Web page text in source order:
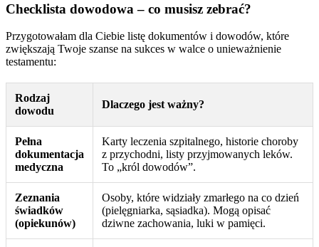
Checklista dowodowa – co musisz zebrać?
Przygotowałam dla Ciebie listę dokumentów i dowodów, które
zwiększają Twoje szanse na sukces w walce o unieważnienie
testamentu:
Rodzaj
dowodu
Dlaczego jest ważny?
Pełna
dokumentacja
medyczna
Karty leczenia szpitalnego, historie choroby
z przychodni, listy przyjmowanych leków.
To „król dowodów”.
Zeznania
świadków
(opiekunów)
Osoby, które widziały zmarłego na co dzień
(pielęgniarka, sąsiadka). Mogą opisać
dziwne zachowania, luki w pamięci.